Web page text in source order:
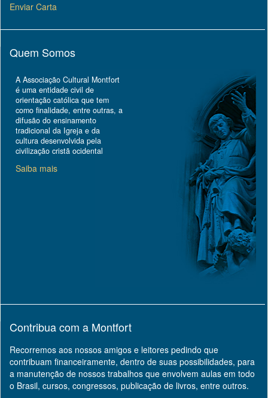
Enviar Carta
Quem Somos
A Associação Cultural Montfort
é uma entidade civil de
orientação católica que tem
como finalidade, entre outras, a
difusão do ensinamento
tradicional da Igreja e da
cultura desenvolvida pela
civilização cristã ocidental
Saiba mais
Contribua com a Montfort
Recorremos aos nossos amigos e leitores pedindo que
contribuam financeiramente, dentro de suas possibilidades, para
a manutenção de nossos trabalhos que envolvem aulas em todo
o Brasil, cursos, congressos, publicação de livros, entre outros.